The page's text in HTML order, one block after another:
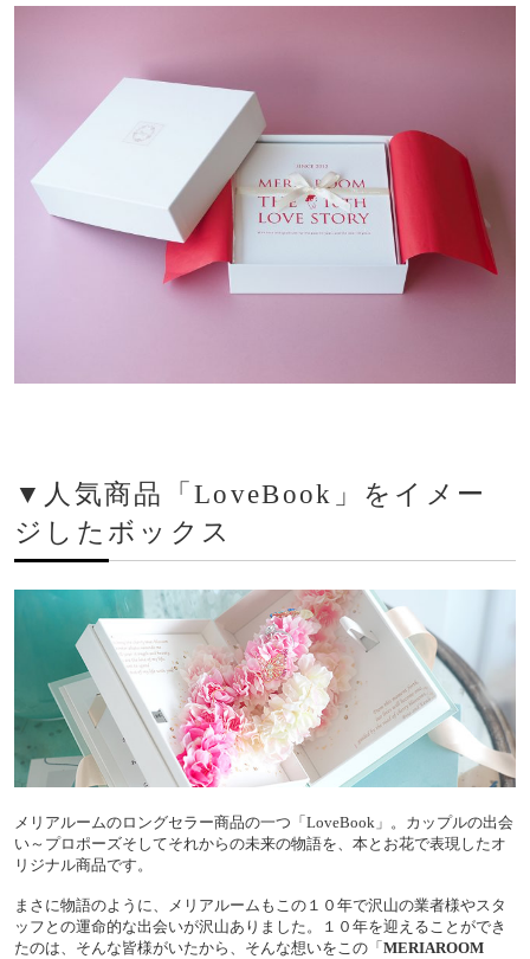
▼人気商品「LoveBook」をイメー
ジしたボックス
メリアルームのロングセラー商品の一つ「LoveBook」。カップルの出会
い～プロポーズそしてそれからの未来の物語を、本とお花で表現したオ
リジナル商品です。
まさに物語のように、メリアルームもこの１０年で沢山の業者様やスタ
ッフとの運命的な出会いが沢山ありました。１０年を迎えることができ
たのは、そんな皆様がいたから、そんな想いをこの「 MERIAROOM